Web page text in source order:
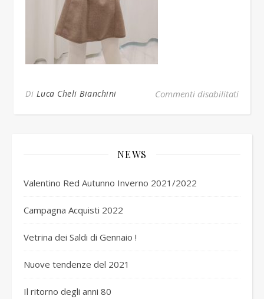
Di Luca Cheli Bianchini Commenti disabilitatisu
NEWS
Valentino Red Autunno Inverno 2021/2022
Campagna Acquisti 2022
Vetrina dei Saldi di Gennaio !
Nuove tendenze del 2021
Il ritorno degli anni 80